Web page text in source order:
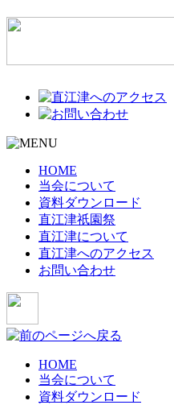
HOME
当会について
資料ダウンロード
直江津祇園祭
直江津について
直江津へのアクセス
お問い合わせ
HOME
当会について
資料ダウンロード